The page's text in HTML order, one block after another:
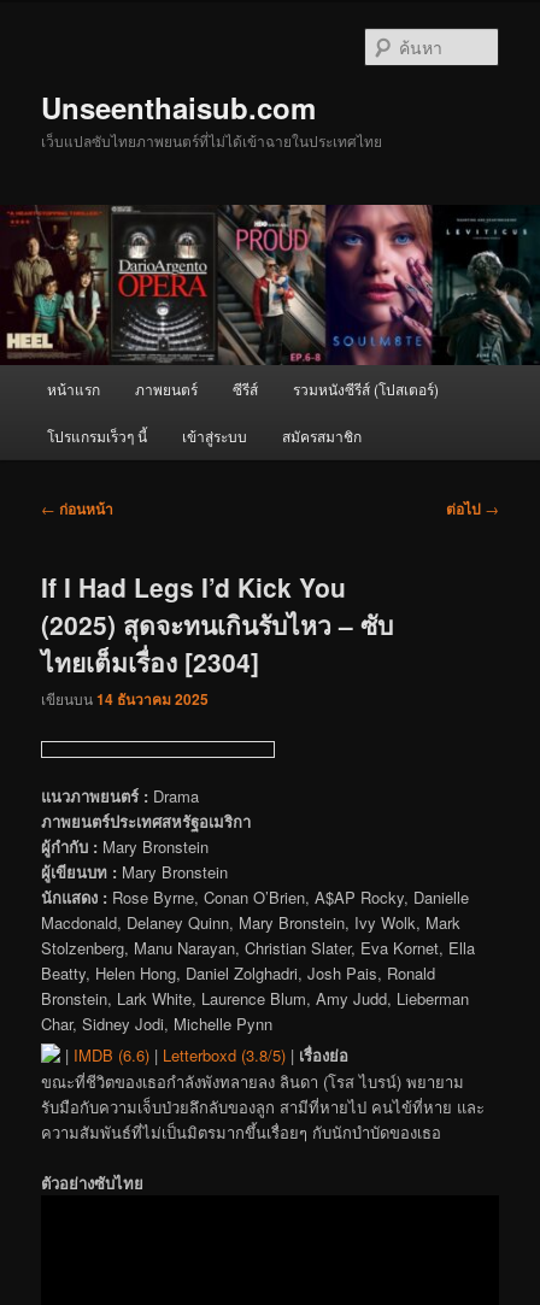
Unseenthaisub.com
เว็บแปลซับไทยภาพยนตร์ที่ไม่ได้เข้าฉายในประเทศไทย
หน้าแรก ภาพยนตร์ ซีรีส์ รวมหนังซีรีส์ (โปสเตอร์)
โปรแกรมเร็วๆ นี้ เข้าสู่ระบบ สมัครสมาชิก
เมนู
← ก่อนหน้า ต่อไป →
If I Had Legs I’d Kick You
(2025) สุดจะทนเกินรับไหว – ซับ
ไทยเต็มเรื่อง [2304]
เขียนบน14 ธันวาคม 2025
แนวภาพยนตร์ : Drama
ภาพยนตร์ประเทศสหรัฐอเมริกา
ผู้กำกับ : Mary Bronstein
ผู้เขียนบท : Mary Bronstein
นักแสดง : Rose Byrne, Conan O’Brien, A$AP Rocky, Danielle
Macdonald, Delaney Quinn, Mary Bronstein, Ivy Wolk, Mark
Stolzenberg, Manu Narayan, Christian Slater, Eva Kornet, Ella
Beatty, Helen Hong, Daniel Zolghadri, Josh Pais, Ronald
Bronstein, Lark White, Laurence Blum, Amy Judd, Lieberman
Char, Sidney Jodi, Michelle Pynn
| IMDB (6.6) | Letterboxd (3.8/5) | เรื่องย่อ
ขณะที่ชีวิตของเธอกำลังพังทลายลง ลินดา (โรส ไบรน์) พยายาม
รับมือกับความเจ็บป่วยลึกลับของลูก สามีที่หายไป คนไข้ที่หาย และ
ความสัมพันธ์ที่ไม่เป็นมิตรมากขึ้นเรื่อยๆ กับนักบำบัดของเธอ
ตัวอย่างซับไทย